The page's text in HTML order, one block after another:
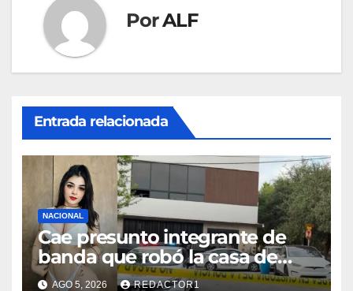
PorALF
Entrada relacionada
NACIONAL
Cae presunto integrante de
banda que robó la casa de
Karely Ruiz
AGO 5, 2026 REDACTOR1